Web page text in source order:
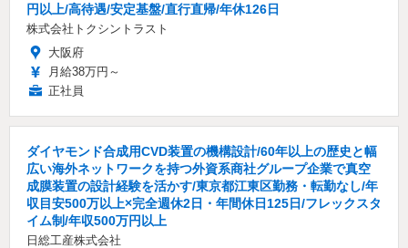
円以上/高待遇/安定基盤/直行直帰/年休126日
株式会社トクシントラスト
大阪府
月給38万円～
正社員
ダイヤモンド合成用CVD装置の機構設計/60年以上の歴史と幅
広い海外ネットワークを持つ外資系商社グループ企業で真空
成膜装置の設計経験を活かす/東京都江東区勤務・転勤なし/年
収目安500万以上×完全週休2日・年間休日125日/フレックスタ
イム制/年収500万円以上
日総工産株式会社